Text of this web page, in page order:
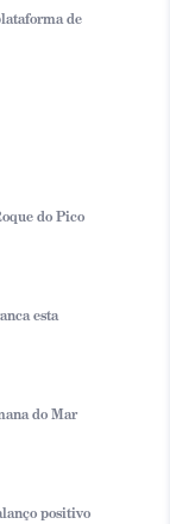
de
do Pico
esta
do Mar
positivo